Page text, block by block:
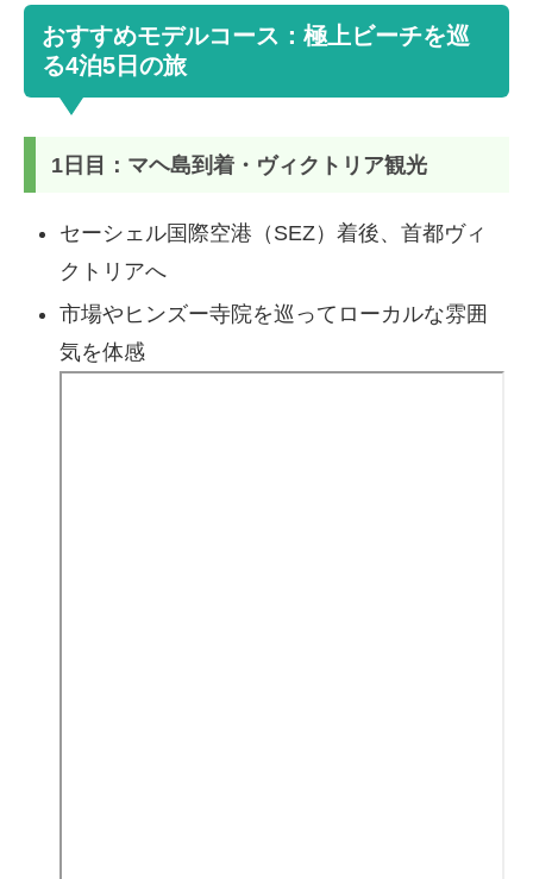
おすすめモデルコース：極上ビーチを巡
る4泊5日の旅
1日目：マヘ島到着・ヴィクトリア観光
セーシェル国際空港（SEZ）着後、首都ヴィ
クトリアへ
市場やヒンズー寺院を巡ってローカルな雰囲
気を体感